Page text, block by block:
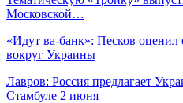
Московской…
«Идут ва-банк»: Песков
вокруг Украины
Лавров: Россия предлагает
Стамбуле 2 июня